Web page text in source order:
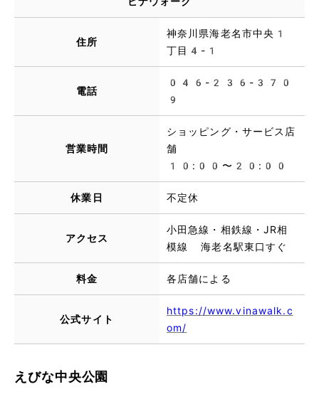
住所
神奈川県海老名市中央1
丁目4-1
電話
046-236-370
9
営業時間
ショッピング・サービス店
舗
10:00〜20:00
休業日 不定休
アクセス
小田急線・相鉄線・JR相
模線 海老名駅東口すぐ
料金 各店舗による
公式サイト
https://www.vinawalk.c
om/
えびな中央公園